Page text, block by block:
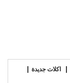
اكلات جديدة